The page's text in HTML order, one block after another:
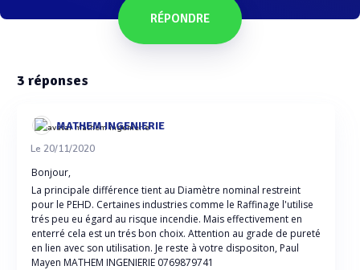
RÉPONDRE
3 réponses
MATHEM INGENIERIE
Le 20/11/2020
Bonjour,
La principale différence tient au Diamètre nominal restreint
pour le PEHD. Certaines industries comme le Raffinage l'utilise
trés peu eu égard au risque incendie. Mais effectivement en
enterré cela est un trés bon choix. Attention au grade de pureté
en lien avec son utilisation. Je reste à votre dispositon, Paul
Mayen MATHEM INGENIERIE 0769879741